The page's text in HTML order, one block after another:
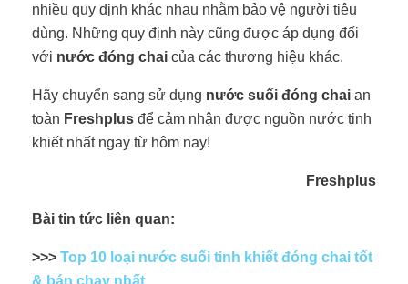
nhiều quy định khác nhau nhằm bảo vệ người tiêu
dùng. Những quy định này cũng được áp dụng đối
với nước đóng chai của các thương hiệu khác.
Hãy chuyển sang sử dụng nước suối đóng chai an
toàn Freshplus để cảm nhận được nguồn nước tinh
khiết nhất ngay từ hôm nay!
Freshplus
Bài tin tức liên quan:
>>> Top 10 loại nước suối tinh khiết đóng chai tốt
& bán chạy nhất